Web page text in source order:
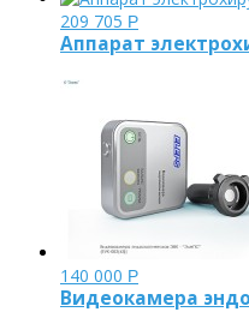
209 705 Р
Аппарат
140 000 Р
Видеокамера